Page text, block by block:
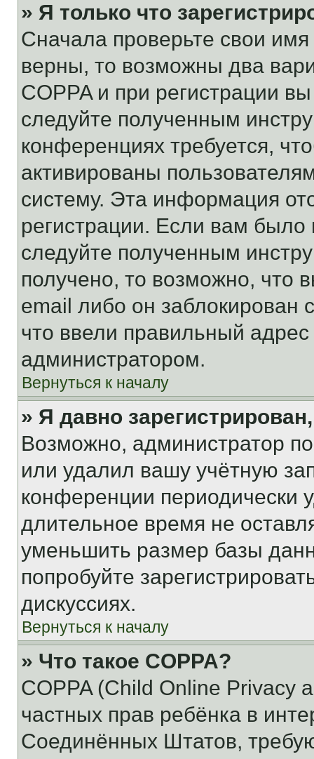
» Я только что
Сначала проверьте свои
верны, то возможны два
COPPA и при регистрации
следуйте полученным
конференциях требуется,
активированы
систему. Эта информация
регистрации. Если вам
следуйте полученным
получено, то возможно, что
email либо он
что ввели правильный адрес
администратором.
Вернуться к началу
» Я давно
Возможно, администратор
или удалил вашу учётную
конференции периодически
длительное время не
уменьшить размер базы
попробуйте
дискуссиях.
Вернуться к началу
» Что такое COPPA?
COPPA (Child Online Privacy
частных прав ребёнка в
Соединённых Штатов,